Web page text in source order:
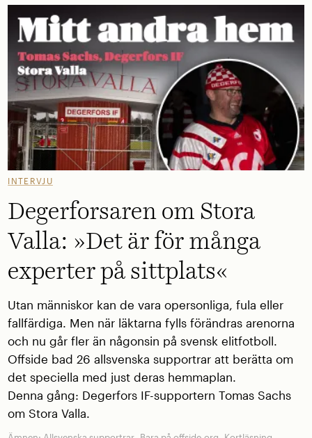
INTERVJU
Degerforsaren om Stora
Valla: »Det är för många
experter på sittplats«
Utan människor kan de vara opersonliga, fula eller
fallfärdiga. Men när läktarna fylls förändras arenorna
och nu går fler än någonsin på svensk elitfotboll.
Offside bad 26 allsvenska supportrar att berätta om
det speciella med just deras hemmaplan.
Denna gång: Degerfors IF-supportern Tomas Sachs
om Stora Valla.